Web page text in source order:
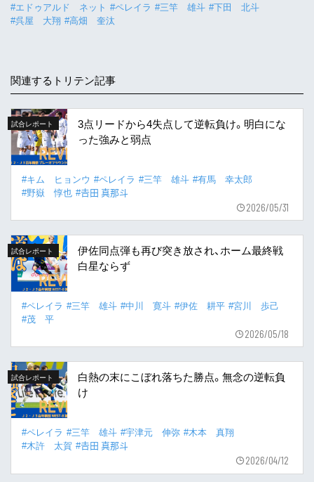
#エドゥアルド ネット #ペレイラ #三竿 雄斗 #下田 北斗
#呉屋 大翔 #高畑 奎汰
関連するトリテン記事
試合レポート
3点リードから4失点して逆転負け。明白にな
った強みと弱点
#キム ヒョンウ #ペレイラ #三竿 雄斗 #有馬 幸太郎
#野嶽 惇也 #𠮷田 真那斗
2026/05/31
試合レポート
伊佐同点弾も再び突き放され、ホーム最終戦
白星ならず
#ペレイラ #三竿 雄斗 #中川 寛斗 #伊佐 耕平 #宮川 歩己
#茂 平
2026/05/18
試合レポート
白熱の末にこぼれ落ちた勝点。無念の逆転負
け
#ペレイラ #三竿 雄斗 #宇津元 伸弥 #木本 真翔
#木許 太賀 #𠮷田 真那斗
2026/04/12